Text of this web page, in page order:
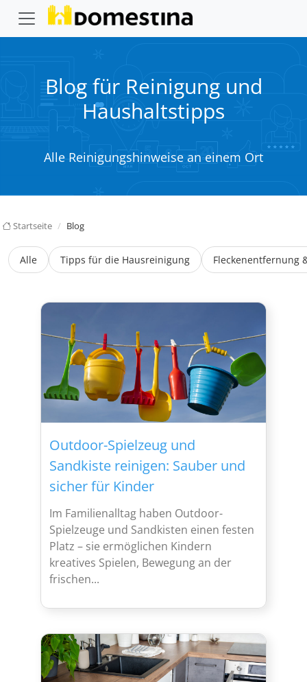
Blog für Reinigung und
Haushaltstipps
Alle Reinigungshinweise an einem Ort
Startseite Blog
Alle Tipps für die Hausreinigung Fleckenentfernung
Outdoor-Spielzeug und
Sandkiste reinigen: Sauber und
sicher für Kinder
Im Familienalltag haben Outdoor-
Spielzeuge und Sandkisten einen festen
Platz – sie ermöglichen Kindern
kreatives Spielen, Bewegung an der
frischen...